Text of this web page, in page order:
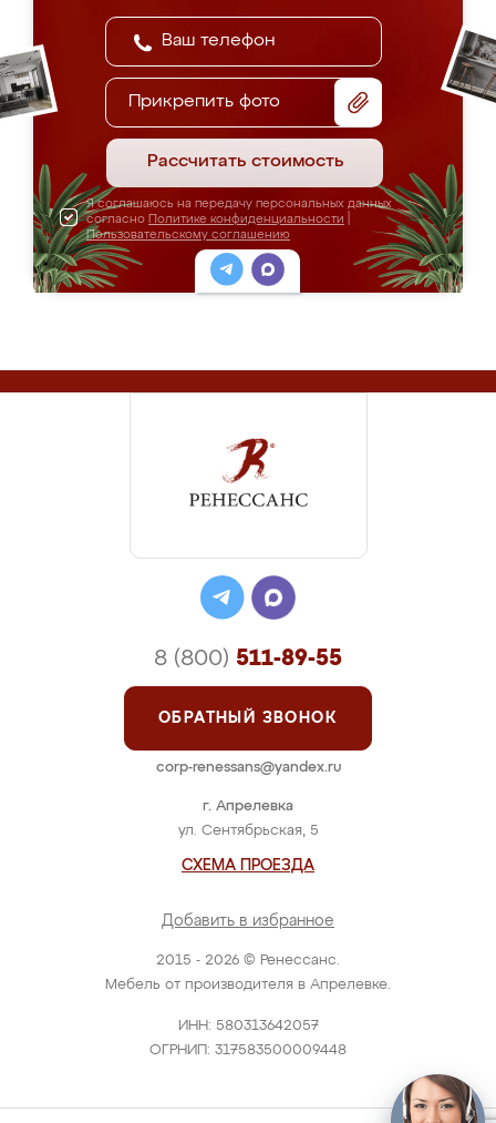
Прикрепить фото
Рассчитать стоимость
Я соглашаюсь на передачу персональных данных
согласно Политике конфиденциальности
Пользовательскому соглашению
2015 - 2026 © Ренессанс.
Мебель от производителя в Апрелевке.
ИНН: 580313642057
ОГРНИП: 317583500009448
г. Апрелевка
ул. Сентябрьская, 5
СХЕМА ПРОЕЗДА
Добавить в избранное
8 (800) 511-89-55
ОБРАТНЫЙ ЗВОНОК
corp-renessans@yandex.ru